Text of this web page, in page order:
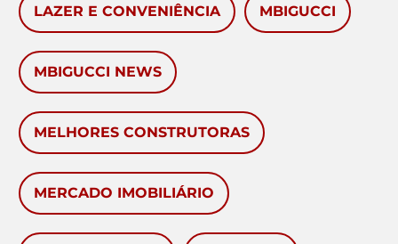
LAZER E CONVENIÊNCIA MBIGUCCI
MBIGUCCI NEWS
MELHORES CONSTRUTORAS
MERCADO IMOBILIÁRIO